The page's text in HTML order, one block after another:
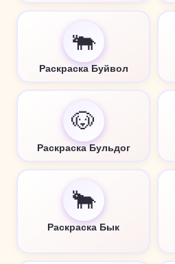
🐃
Раскраска Буйвол
🐶
Раскраска Бульдог
🐂
Раскраска Бык